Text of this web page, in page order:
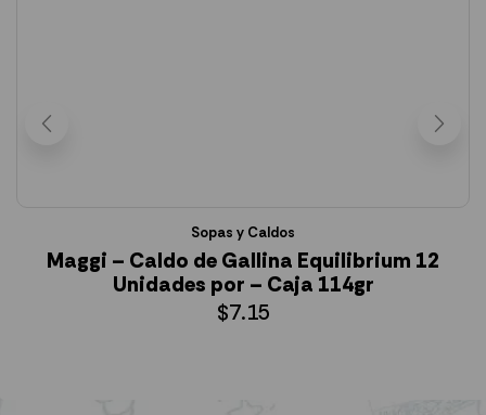
Sopas y Caldos
Maggi – Caldo de Gallina Equilibrium 12
Unidades por – Caja 114gr
$7.15